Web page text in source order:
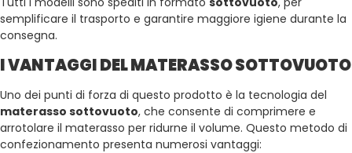
semplificare il trasporto e garantire maggiore igiene durante la
consegna.
I VANTAGGI DEL MATERASSO SOTTOVUOTO
Uno dei punti di forza di questo prodotto è la tecnologia del
materasso sottovuoto, che consente di comprimere e
arrotolare il materasso per ridurne il volume. Questo metodo di
confezionamento presenta numerosi vantaggi: